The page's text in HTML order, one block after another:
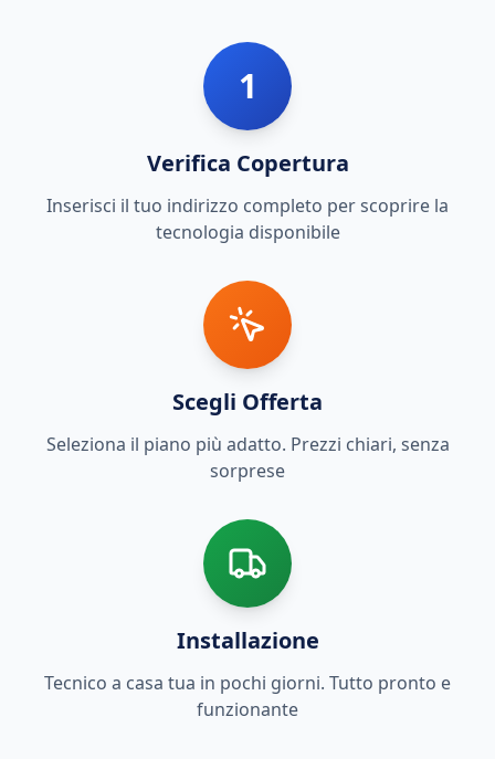
1
Verifica Copertura
Inserisci il tuo indirizzo completo per scoprire la
tecnologia disponibile
Scegli Offerta
Seleziona il piano più adatto. Prezzi chiari, senza
sorprese
Installazione
Tecnico a casa tua in pochi giorni. Tutto pronto e
funzionante